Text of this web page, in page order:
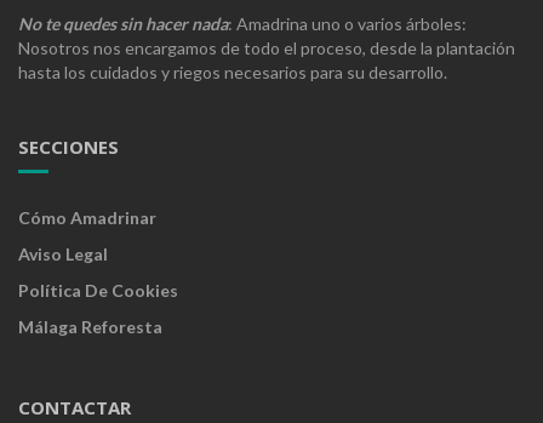
No te quedes sin hacer nada: Amadrina uno o varios árboles:
Nosotros nos encargamos de todo el proceso, desde la plantación
hasta los cuidados y riegos necesarios para su desarrollo.
SECCIONES
Cómo Amadrinar
Aviso Legal
Política De Cookies
Málaga Reforesta
CONTACTAR